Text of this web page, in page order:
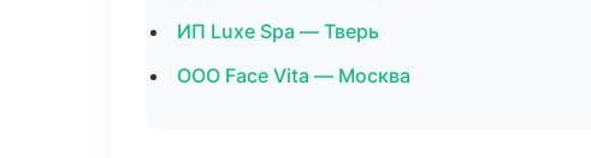
ИП Luxe Spa — Тверь
ООО Face Vita — Москва